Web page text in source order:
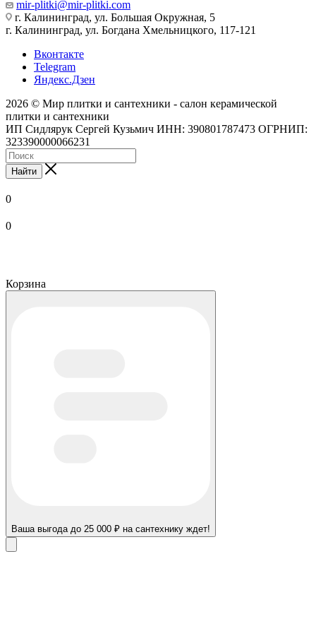
mir-plitki@mir-plitki.com
г. Калининград, ул. Большая Окружная, 5
г. Калининград, ул. Богдана Хмельницкого, 117-121
Вконтакте
Telegram
Яндекс.Дзен
2026 © Мир плитки и сантехники - салон керамической
плитки и сантехники
ИП Сидлярук Сергей Кузьмич ИНН: 390801787473 ОГРНИП:
323390000066231
Найти
0
0
Корзина
Ваша выгода до 25 000 ₽ на сантехнику ждет!